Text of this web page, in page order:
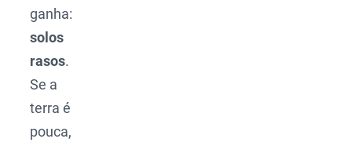
ganha:
solos
rasos.
Se a
terra é
pouca,